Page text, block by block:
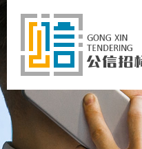
东公信招标